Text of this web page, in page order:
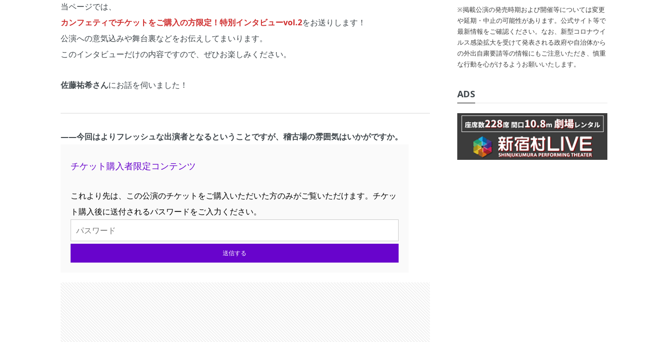
当ページでは、
カンフェティでチケットをご購入の方限定！特別インタビューvol.2をお送りします！
公演への意気込みや舞台裏などをお伝えしてまいります。
このインタビューだけの内容ですので、ぜひお楽しみください。
佐藤祐希さんにお話を伺いました！
――今回はよりフレッシュな出演者となるということですが、稽古場の雰囲気はいかがですか。
チケット購入者限定コンテンツ
これより先は、この公演のチケットをご購入いただいた方のみがご覧いただけます。チケッ
ト購入後に送付されるパスワードをご入力ください。
送信する
※掲載公演の発売時期および開催等については変更
や延期・中止の可能性があります。公式サイト等で
最新情報をご確認ください。なお、新型コロナウイ
ルス感染拡大を受けて発表される政府や自治体から
の外出自粛要請等の情報にもご注意いただき、慎重
な行動を心がけるようお願いいたします。
ADS